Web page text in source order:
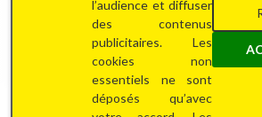
l’audience et diffuser
des contenus
publicitaires. Les
cookies non
essentiels ne sont
déposés qu’avec